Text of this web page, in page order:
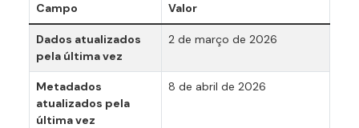
Campo Valor
Dados atualizados
pela última vez
2 de março de 2026
Metadados
atualizados pela
última vez
8 de abril de 2026